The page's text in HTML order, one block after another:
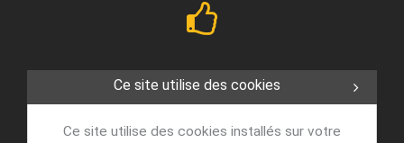
Ce site utilise des cookies
Ce site utilise des cookies installés sur votre